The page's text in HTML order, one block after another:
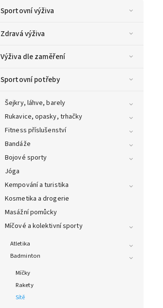
Sportovní výživa
Zdravá výživa
Výživa dle zaměření
Sportovní potřeby
Šejkry, láhve, barely
Rukavice, opasky, trhačky
Fitness příslušenství
Bandáže
Bojové sporty
Jóga
Kempování a turistika
Kosmetika a drogerie
Masážní pomůcky
Míčové a kolektivní sporty
Atletika
Badminton
Míčky
Rakety
Sítě